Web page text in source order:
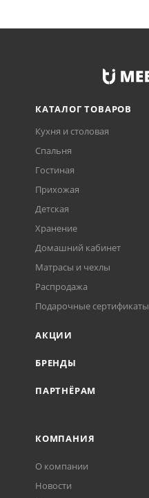
КАТАЛОГ ТОВАРОВ
Кухня и столовая
Спальня
Гостиная
Прихожая
Детская
Хранение
Домашний кабинет
Матрасы и чехлы
Распродажа
Подарочные сертификаты
АКЦИИ
БРЕНДЫ
ПАРТНЁРАМ
КОМПАНИЯ
О компании
Новости